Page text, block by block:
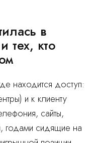
в
тех, кто
находится доступ:
и к клиенту
сайты,
годами сидящие на